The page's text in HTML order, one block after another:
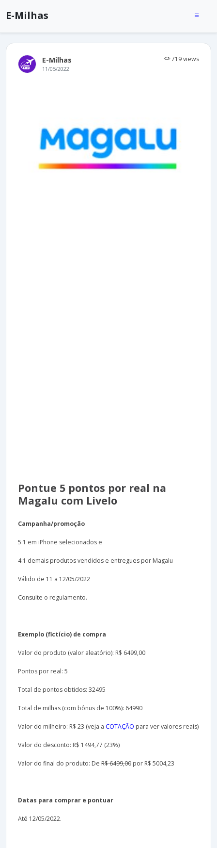
E-Milhas
E-Milhas 719 views
11/05/2022
Pontue 5 pontos por real na
Magalu com Livelo
Campanha/promoção
5:1 em iPhone selecionados e
4:1 demais produtos vendidos e entregues por Magalu
Válido de 11 a 12/05/2022
Consulte o regulamento.
Exemplo (fictício) de compra
Valor do produto (valor aleatório): R$ 6499,00
Pontos por real: 5
Total de pontos obtidos: 32495
Total de milhas (com bônus de 100%): 64990
Valor do milheiro: R$ 23 (veja a COTAÇÃO para ver valores reais)
Valor do desconto: R$ 1494,77 (23%)
Valor do final do produto: De R$ 6499,00 por R$ 5004,23
Datas para comprar e pontuar
Até 12/05/2022.